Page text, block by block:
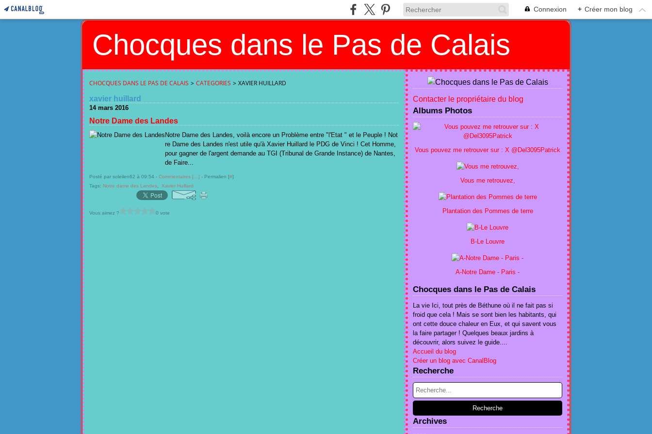
Connexion + Créer mon blog
Chocques dans le Pas de Calais
CHOCQUES DANS LE PAS DE CALAIS > CATEGORIES > XAVIER HUILLARD
xavier huillard
14 mars 2016
Notre Dame des Landes
Notre Dame des Landes, voilà encore un Problème entre "l'Etat " et le Peuple ! Not
re Dame des Landes n'est utile qu'à Xavier Huillard le PDG de Vinci ! Cet Homme,
pour gagner de l'argent demande au TGI (Tribunal de Grande Instance) de Nantes,
de Faire...
Posté par soleilen62 à 09:54 - Commentaires [ ] - Permalien [#]
Tags: Notre dame des Landes Xavier Huillard
Vous aimez ? 0 vote
Contacter le propriétaire du blog
Albums Photos
Vous pouvez me retrouver sur : X @Del3095Patrick
Vous me retrouvez,
Plantation des Pommes de terre
B-Le Louvre
A-Notre Dame - Paris -
Chocques dans le Pas de Calais
La vie Ici, tout près de Béthune où il ne fait pas si
froid que cela ! Mais se sont bien les habitants, qui
ont cette douce chaleur en Eux, et qui savent vous
la faire partager ! Quelques beaux jardins à
découvrir, alors suivez le guide....
Accueil du blog
Créer un blog avec CanalBlog
Recherche
Archives